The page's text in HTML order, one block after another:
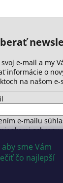
sme Vám
čo najlepší
svoj e-mail a my
informácie o
na našom e-
e-mailu
ochrany
SA